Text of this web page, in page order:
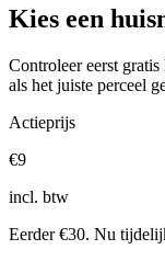
Kies een
Controleer eerst
als het juiste perceel
Actieprijs
€9
incl. btw
Eerder €30. Nu